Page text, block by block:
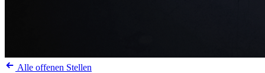
Alle offenen Stellen